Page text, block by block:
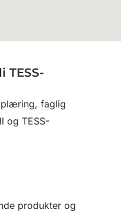
TESS-
faglig
og TESS-
produkter og